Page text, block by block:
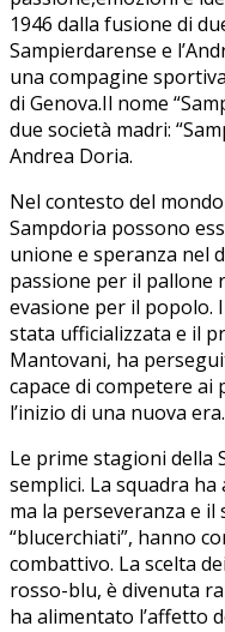
1946 dalla fusione di
Sampierdarense e
una compagine
di Genova.Il nome
due società madri:
Andrea Doria.
Nel contesto del
Sampdoria ‍possono​
⁣unione ‍e⁢ speranza nel
passione per il pallone
evasione per il popolo.
stata​ ufficializzata e il
Mantovani, ha
capace di competere ai
l’inizio di una nuova era.
Le prime‍ stagioni della
semplici. La squadra
ma la perseveranza e
“blucerchiati”, ‌hanno
combattivo. La scelta⁢
rosso-blu, è divenuta
ha‍ alimentato⁣ l’affetto